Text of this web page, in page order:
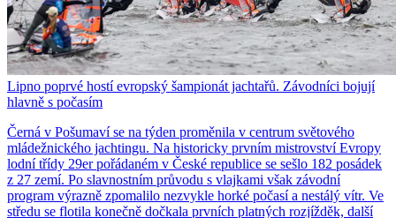
Lipno poprvé hostí evropský šampionát jachtařů. Závodníci bojují
hlavně s počasím
Černá v Pošumaví se na týden proměnila v centrum světového
mládežnického jachtingu. Na historicky prvním mistrovství Evropy
lodní třídy 29er pořádaném v České republice se sešlo 182 posádek
z 27 zemí. Po slavnostním průvodu s vlajkami však závodní
program výrazně zpomalilo nezvykle horké počasí a nestálý vítr. Ve
středu se flotila konečně dočkala prvních platných rozjížděk, další